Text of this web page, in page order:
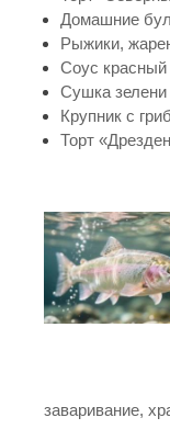
Домашние
Рыжики,
Соус
Сушка зелени
Крупник с
Торт
заваривание,